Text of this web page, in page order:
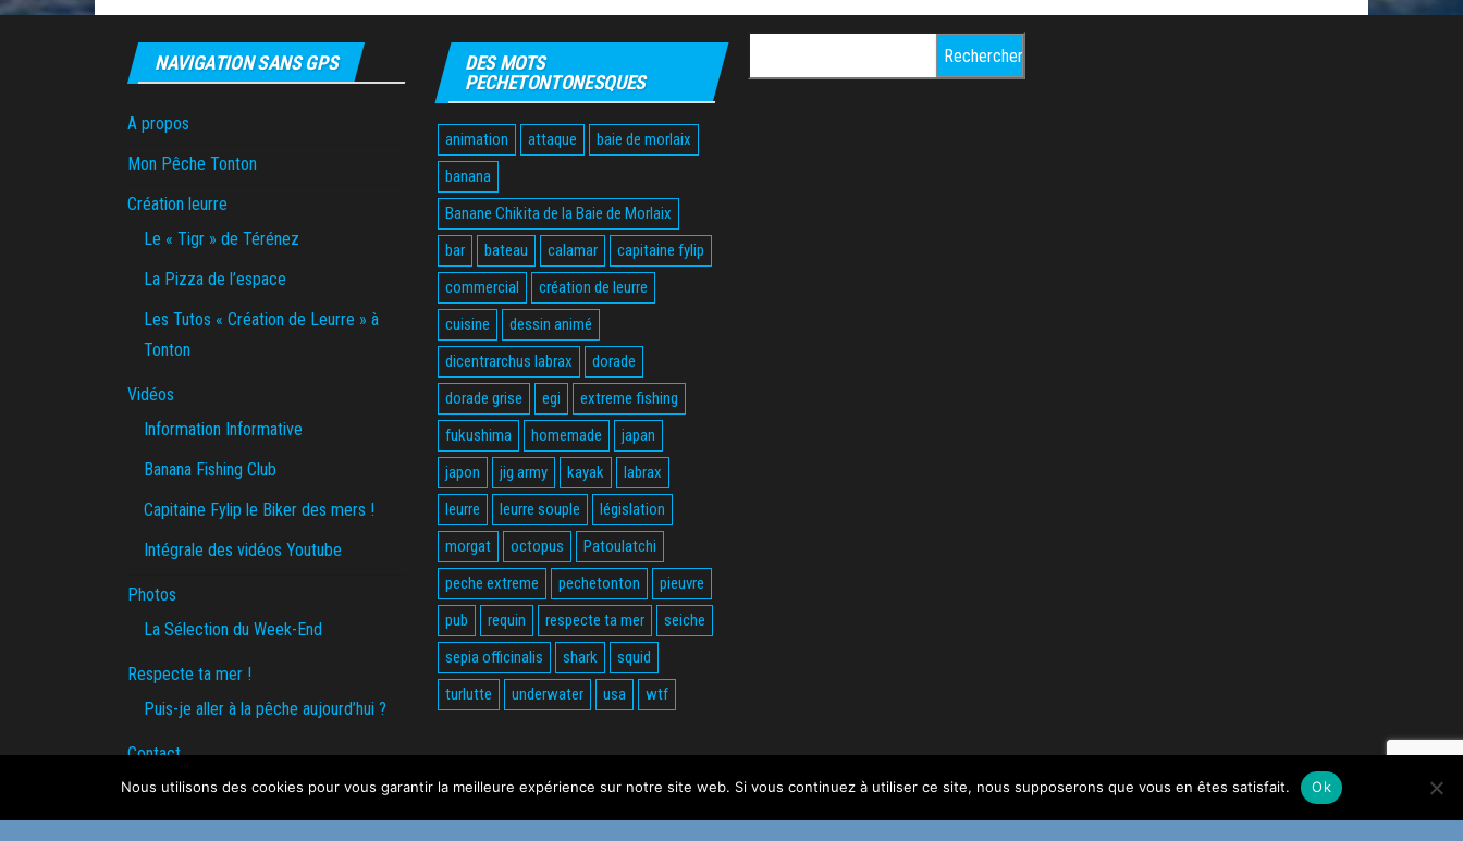
NAVIGATION SANS GPS
A propos
Mon Pêche Tonton
Création leurre
Le « Tigr » de Térénez
La Pizza de l’espace
Les Tutos « Création de Leurre » à
Tonton
Vidéos
Information Informative
Banana Fishing Club
Capitaine Fylip le Biker des mers !
Intégrale des vidéos Youtube
Photos
La Sélection du Week-End
Respecte ta mer !
Puis-je aller à la pêche aujourd’hui ?
Contact
DES MOTS
PECHETONTONESQUES
animation attaque
baie de morlaix
banana
Banane Chikita de la Baie de Morlaix
bar
bateau calamar
capitaine fylip
commercial
création de leurre
cuisine
dessin animé
dicentrarchus labrax
dorade
dorade grise
egi
extreme fishing
fukushima
homemade
japan
japon
jig army kayak
labrax
leurre
leurre souple
législation
morgat
octopus
Patoulatchi
peche extreme
pechetonton
pieuvre
pub
requin respecte ta mer
seiche
sepia officinalis
shark
squid
turlutte
underwater usa wtf
Nous utilisons des cookies pour vous garantir la meilleure expérience sur notre site web. Si vous continuez à utiliser ce site, nous supposerons que vous en êtes satisfait. Ok